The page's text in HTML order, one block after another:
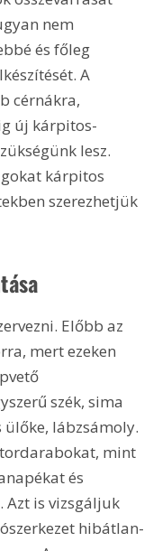
nem
és főleg
A
cérnákra,
új kárpitos-
lesz.
kárpitos
szerezhetjük
Előbb az
mert ezeken
szék, sima
ülőke, lábzsámoly.
mint
és
is vizsgáljuk
hibátlan-